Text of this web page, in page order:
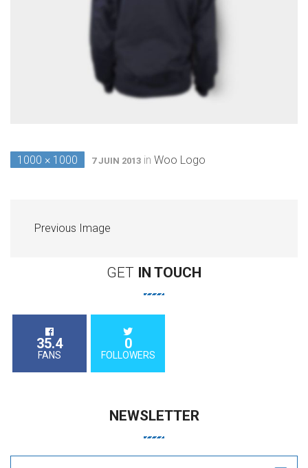
1000 × 1000 7 JUIN 2013 in Woo Logo
Previous Image
GET IN TOUCH
35.4
FANS
0
FOLLOWERS
NEWSLETTER